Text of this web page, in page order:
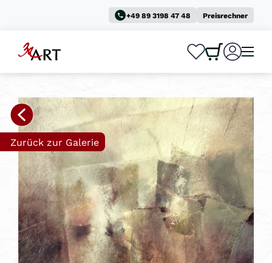
+49 89 3198 47 48 Preisrechner
0
Zurück zur Galerie